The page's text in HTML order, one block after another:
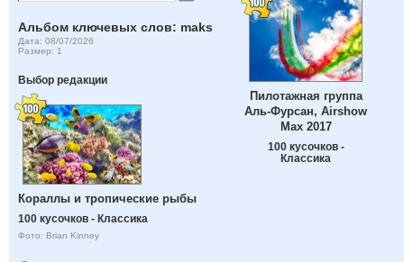
Альбом ключевых слов: maks
Дата: 08/07/2026
Размер: 1
Выбор редакции
Кораллы и тропические рыбы
100 кусочков - Классика
Фото: Brian Kinney
Пилотажная группа
Аль-Фурсан, Airshow
Max 2017
100 кусочков -
Классика